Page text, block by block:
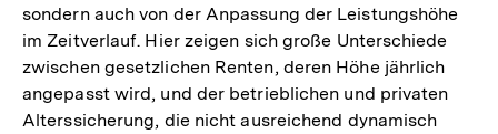
sondern auch von der Anpassung der Leistungshöhe
im Zeitverlauf. Hier zeigen sich große Unterschiede
zwischen gesetzlichen Renten, deren Höhe jährlich
angepasst wird, und der betrieblichen und privaten
Alterssicherung, die nicht ausreichend dynamisch